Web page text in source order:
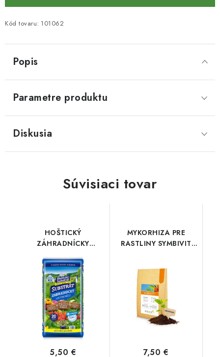
Kód tovaru: 101062
Popis
Parametre produktu
Diskusia
Súvisiaci tovar
HOŠTICKÝ
ZÁHRADNÍCKY
5,50 €
MYKORHIZA PRE
RASTLINY SYMBIVIT
7,50 €